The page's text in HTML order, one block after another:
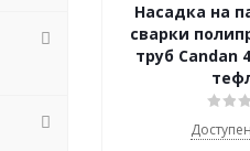
Насадка на
сварки
труб Candan